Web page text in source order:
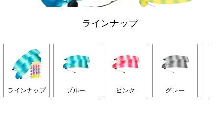
ラインナップ
ラインナップ ブルー ピンク グレー